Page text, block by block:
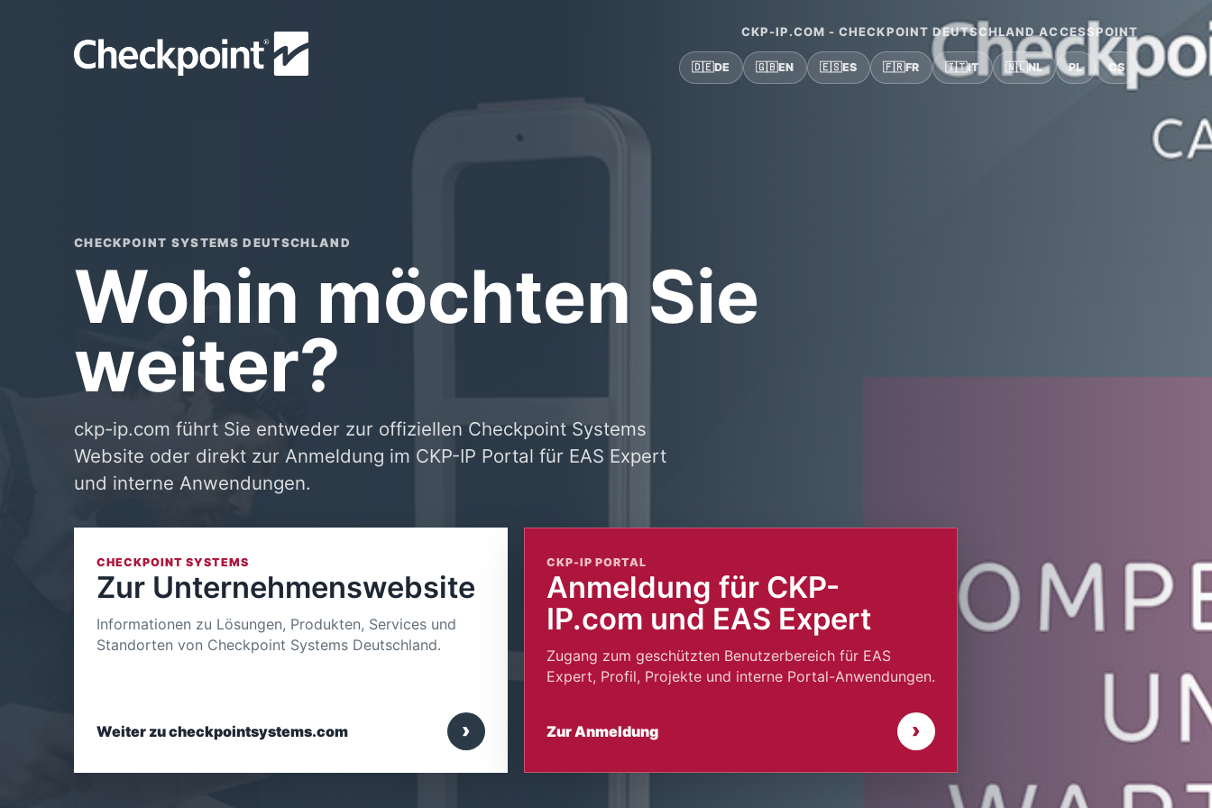
CKP-IP.COM - CHECKPOINT DEUTSCHLAND ACCESSPOINT
🇩🇪DE 🇬🇧EN 🇪🇸ES 🇫🇷FR 🇮🇹IT 🇳🇱NL PL CS
CHECKPOINT SYSTEMS DEUTSCHLAND
Wohin möchten Sie
weiter?
ckp-ip.com führt Sie entweder zur offiziellen Checkpoint Systems
Website oder direkt zur Anmeldung im CKP-IP Portal für EAS Expert
und interne Anwendungen.
CHECKPOINT SYSTEMS
Zur Unternehmenswebsite
Informationen zu Lösungen, Produkten, Services und
Standorten von Checkpoint Systems Deutschland.
Weiter zu checkpointsystems.com ›
CKP-IP PORTAL
Anmeldung für CKP-
IP.com und EAS Expert
Zugang zum geschützten Benutzerbereich für EAS
Expert, Profil, Projekte und interne Portal-Anwendungen.
Zur Anmeldung ›